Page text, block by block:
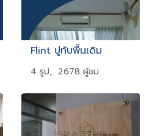
Flint ปูทับพื้นเดิม
4 รูป, 2678 ผู้ชม